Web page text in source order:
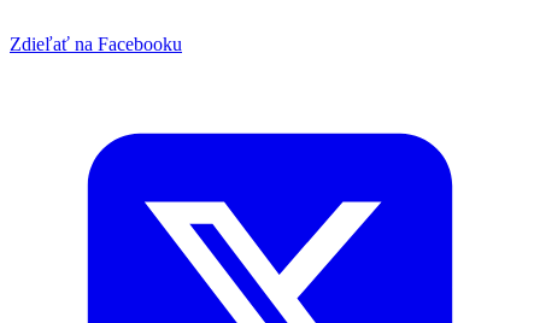
Zdieľať na Facebooku